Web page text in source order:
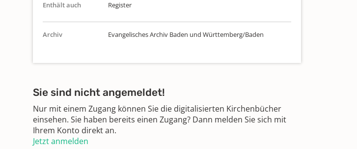
Enthält auch Register
Archiv Evangelisches Archiv Baden und Württemberg/Baden
Sie sind nicht angemeldet!
Nur mit einem Zugang können Sie die digitalisierten Kirchenbücher
einsehen. Sie haben bereits einen Zugang? Dann melden Sie sich mit
Ihrem Konto direkt an.
Jetzt anmelden